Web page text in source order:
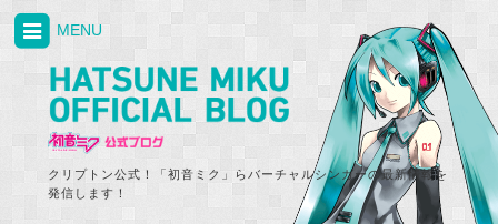
クリプトン公式！「初音ミク」らバーチャルシンガーの最新情報を
発信します！
MENU